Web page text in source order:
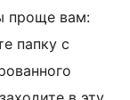
проще вам:
папку с